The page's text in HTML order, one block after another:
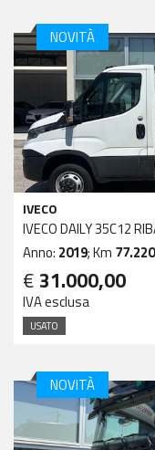
NOVITÀ
IVECO
IVECO DAILY 35C12
Anno: 2019; Km 77.220
€ 31.000,00
IVA esclusa
USATO
NOVITÀ